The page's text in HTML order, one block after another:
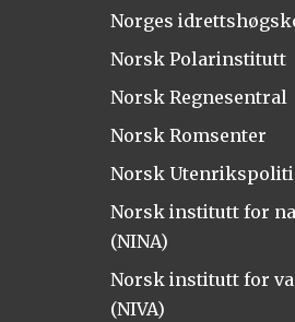
Norges
Norsk Polarinstitutt
Norsk Regnesentral
Norsk Romsenter
Norsk
Norsk institutt for
(NINA)
Norsk institutt for
(NIVA)